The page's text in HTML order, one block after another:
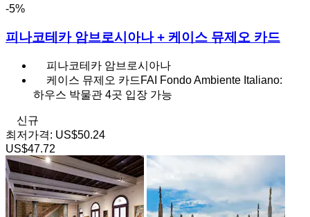
-5%
피나코테카 암브로시아나 + 케이스 뮤제오 카드
피나코테카 암브로시아나
케이스 뮤제오 카드FAI Fondo Ambiente Italiano:
하우스 박물관 4곳 입장 가능
신규
최저가격: US$50.24
US$47.72